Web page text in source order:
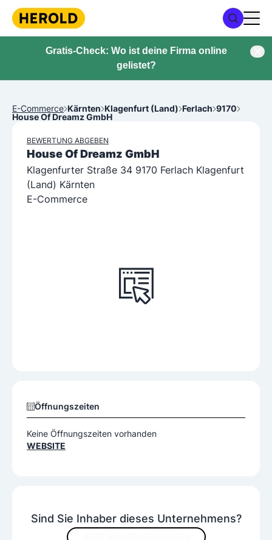
Gratis-Check: Wo ist deine Firma online
gelistet?
E-Commerce Kärnten Klagenfurt (Land) Ferlach 9170
House Of Dreamz GmbH
BEWERTUNG ABGEBEN
House Of Dreamz GmbH
Klagenfurter Straße 34 9170 Ferlach Klagenfurt
(Land) Kärnten
E-Commerce
Sind Sie Inhaber dieses Unternehmens?
Öffnungszeiten
Keine Öffnungszeiten vorhanden
WEBSITE